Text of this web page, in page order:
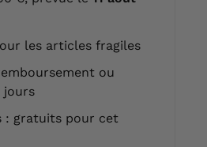
les articles fragiles
ou
jours
: gratuits pour cet